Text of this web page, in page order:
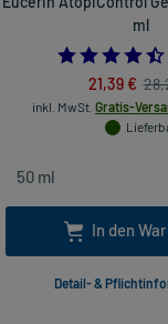
ml
21,39 €
inkl. MwSt. Gratis-
In den
Detail- &